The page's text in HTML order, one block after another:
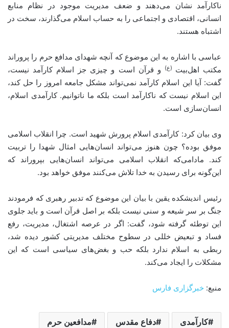
ناکارآمد نشان می‌دهند و ضعف مدیریت موجود در نظام منابع
انسانی، اقتصادی و اجتماعی را به حساب اسلام می‌گذارند، سخت در
اشتباه هستند.
عباسی با اشاره به این موضوع که آنچه شهدای مدافع حرم را پروراند
مکتب اهل‌بیت (ع)
و قرآن است و چیزی جز اسلام کارآمد نیست،
گفت: آیا این اسلام کارآمد نمی‌تواند مشکل جامعه امروز را حل کند،
این اسلام نیست که ناکارآمد است بلکه ما ناتوانیم. کارآمدی اسلام،
انسان‌سازی است.
وی بیان کرد: کارآمدی اسلام پرورش شهید است. چرا انقلاب اسلامی
موفق بوده؟ چون هنوز می‌تواند انسان‌هایی امثال شهدا را تربیت
کند. مادامی‌که انقلاب اسلامی می‌تواند انسان‌هایی بپروراند که
این‌گونه برای رسیدن به خدا تلاش می‌کنند موفق خواهد بود.
رئیس اندیشکده یقین با بیان این موضوع که تدبیر رهبری که فرمودند
جنگ بر سر شیعه و سنی نیست بلکه بر اصل قرآن است و باید جلوی
این توطئه گرفته شود، گفت: اگر در عرصه اشتغال، مدیریت، رفع
فساد و تبعیض خللی در سطوح مختلف مدیریتی کشور دیده شد،
ربطی به اسلام ندارد بلکه حب و بغض‌های سیاسی است که این
مشکلات را ایجاد می‌کند.
منبع: خبرگزاری فارس
کارآمدی دفاع مقدس مدافعین حرم